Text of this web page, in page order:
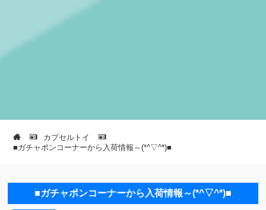
カプセルトイ
■ガチャポンコーナーから入荷情報～(*^▽^*)■
■ガチャポンコーナーから入荷情報～(*^▽^*)■